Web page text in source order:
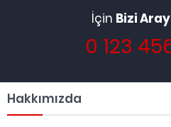
İçin Bizi
0 123
Hakkımızda